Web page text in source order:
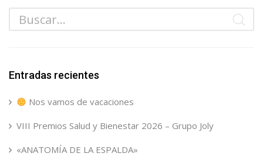
Entradas recientes
Nos vamos de vacaciones
VIII Premios Salud y Bienestar 2026 – Grupo Joly
«ANATOMÍA DE LA ESPALDA»